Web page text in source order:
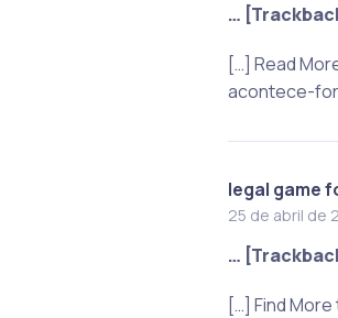
…
[…] Read
acontece-
legal game
25 de abril de
…
[…] Find